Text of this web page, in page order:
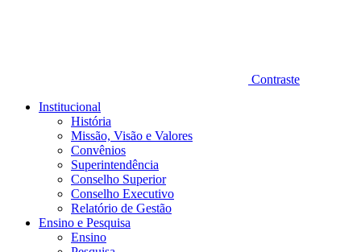
Contraste
Institucional
História
Missão, Visão e Valores
Convênios
Superintendência
Conselho Superior
Conselho Executivo
Relatório de Gestão
Ensino e Pesquisa
Ensino